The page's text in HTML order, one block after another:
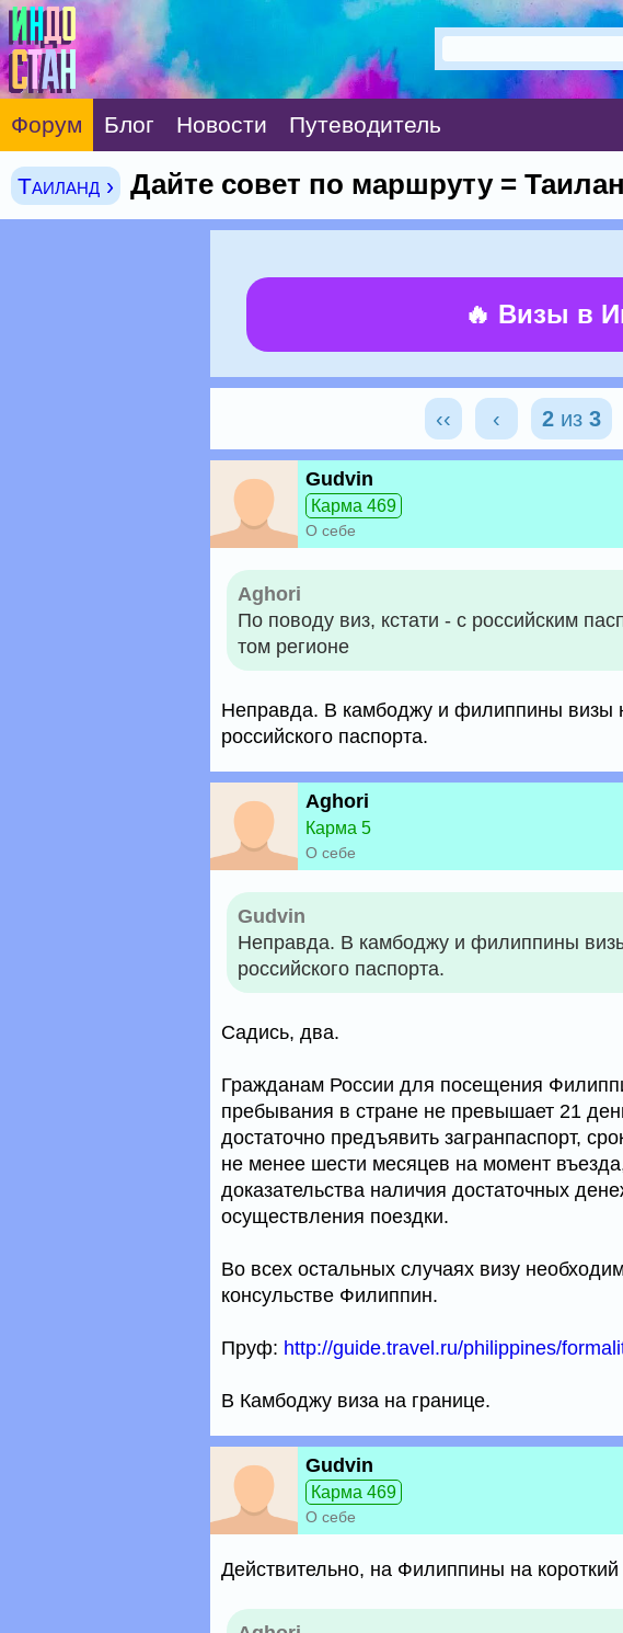
Форум Блог Новости Путеводитель
Таиланд › Дайте совет по маршруту =
🔥 Визы в
‹‹ ‹ 2 из 3
Gudvin
Карма 469
О себе
Aghori
По поводу виз, кстати - с российским
том регионе
Неправда. В камбоджу и филиппины визы
российского паспорта.
Aghori
Карма 5
О себе
Gudvin
Неправда. В камбоджу и филиппины
российского паспорта.
Садись, два.
Гражданам России для посещения
пребывания в стране не превышает 21
достаточно предъявить загранпаспорт,
не менее шести месяцев на момент
доказательства наличия достаточных
осуществления поездки.
Во всех остальных случаях визу
консульстве Филиппин.
Пруф: http://guide.travel.ru/philippines/
В Камбоджу виза на границе.
Gudvin
Карма 469
О себе
Действительно, на Филиппины на